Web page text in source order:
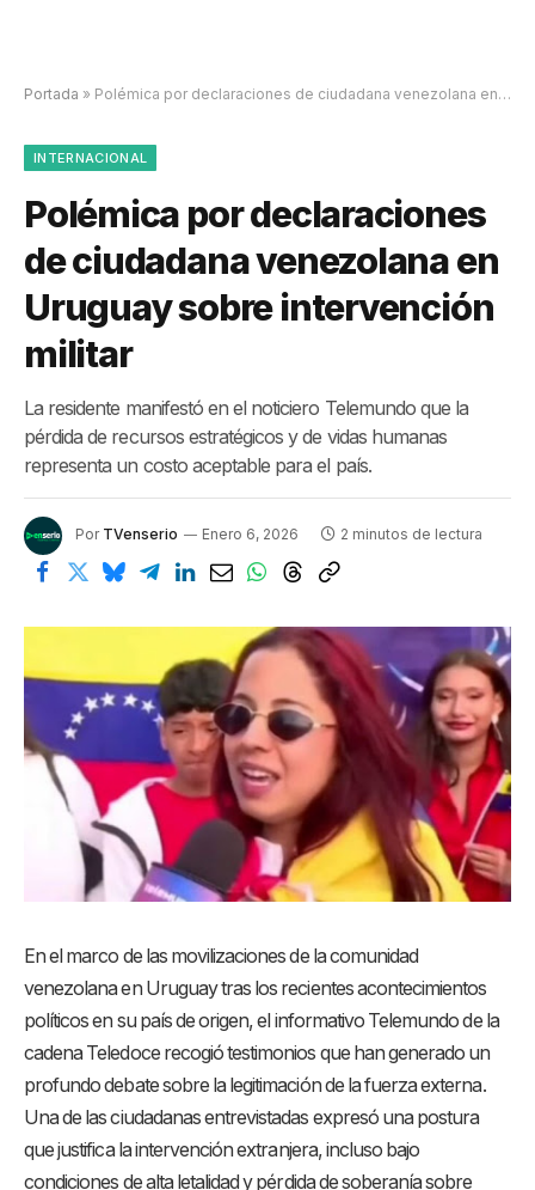
Portada » Polémica por declaraciones de ciudadana venezolana en Uruguay sobre intervención militar
INTERNACIONAL
Polémica por declaraciones
de ciudadana venezolana en
Uruguay sobre intervención
militar
La residente manifestó en el noticiero Telemundo que la
pérdida de recursos estratégicos y de vidas humanas
representa un costo aceptable para el país.
Por TVenserio Enero 6, 2026 2 minutos de lectura
En el marco de las movilizaciones de la comunidad
venezolana en Uruguay tras los recientes acontecimientos
políticos en su país de origen, el informativo Telemundo de la
cadena Teledoce recogió testimonios que han generado un
profundo debate sobre la legitimación de la fuerza externa.
Una de las ciudadanas entrevistadas expresó una postura
que justifica la intervención extranjera, incluso bajo
condiciones de alta letalidad y pérdida de soberanía sobre